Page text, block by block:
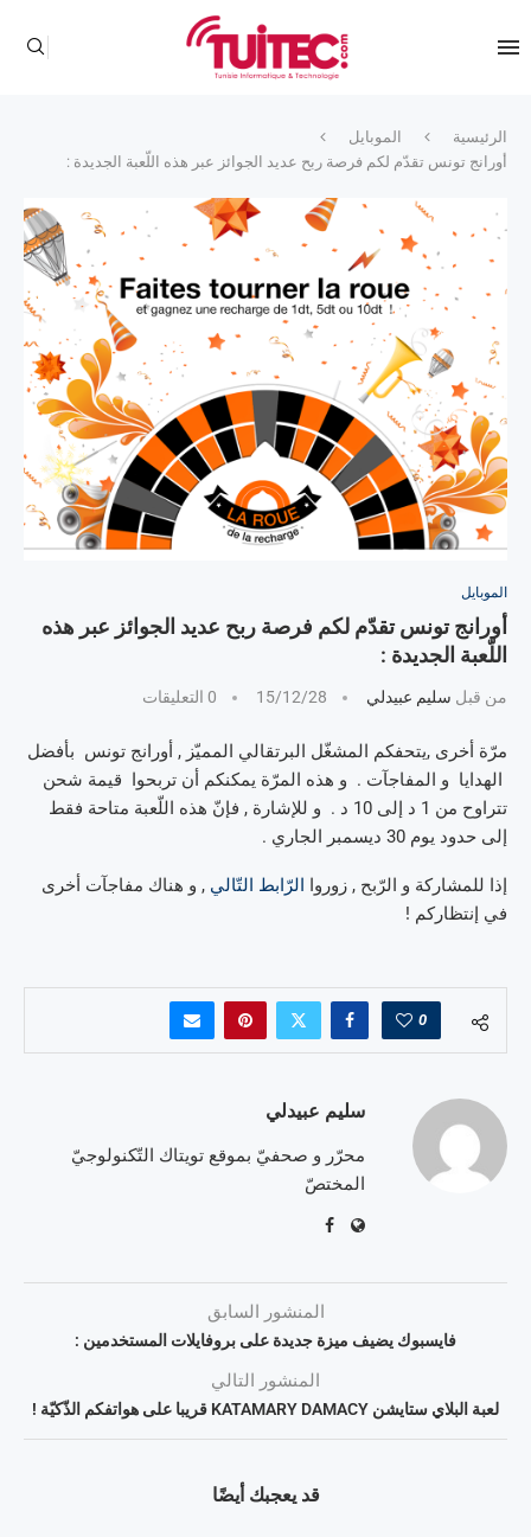
الرئيسية
الموبايل
أورانج تونس تقدّم لكم فرصة ربح عديد الجوائز عبر هذه اللّعبة الجديدة :
الموبايل
أورانج تونس تقدّم لكم فرصة ربح عديد الجوائز عبر هذه
اللّعبة الجديدة :
من قبل سليم عبيدلي 15/12/28 0 التعليقات
مرّة أخرى ,يتحفكم المشغّل البرتقالي المميّز , أورانج تونس بأفضل
الهدايا و المفاجآت . و هذه المرّة يمكنكم أن تربحوا قيمة شحن
تتراوح من 1 د إلى 10 د . و للإشارة , فإنّ هذه اللّعبة متاحة فقط
إلى حدود يوم 30 ديسمبر الجاري .
إذا للمشاركة و الرّبح , زوروا الرّابط التّالي , و هناك مفاجآت أخرى
في إنتظاركم !
0
سليم عبيدلي
محرّر و صحفيّ بموقع تويتاك التّكنولوجيّ
المختصّ
المنشور السابق
فايسبوك يضيف ميزة جديدة على بروفايلات المستخدمين :
المنشور التالي
لعبة البلاي ستايشن KATAMARY DAMACY قريبا على هواتفكم الذّكيّة !
قد يعجبك أيضًا